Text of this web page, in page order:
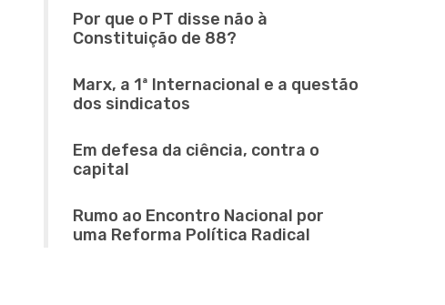
Por que o PT disse não à
Constituição de 88?
Marx, a 1ª Internacional e a questão
dos sindicatos
Em defesa da ciência, contra o
capital
Rumo ao Encontro Nacional por
uma Reforma Política Radical